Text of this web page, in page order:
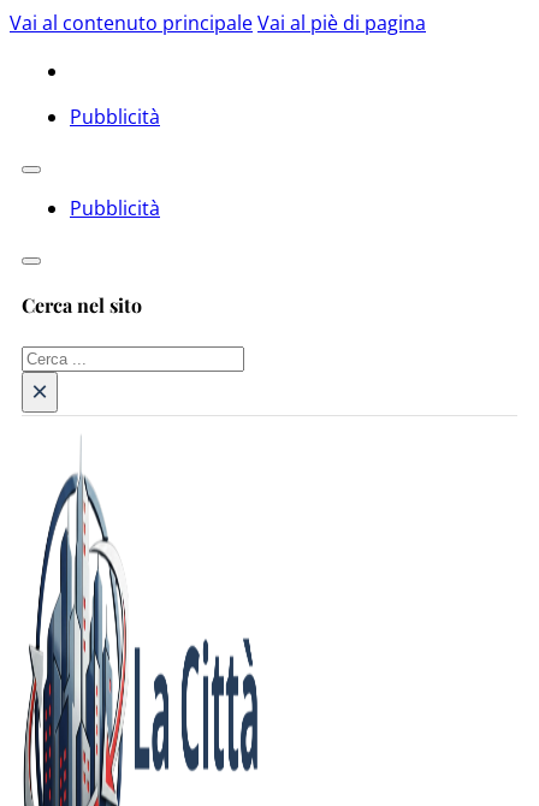
Vai al contenuto principaleVai al piè di pagina
Pubblicità
Pubblicità
Cerca nel sito
Cerca
×